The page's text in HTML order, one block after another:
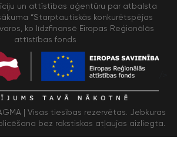
un attīstības aģentūru par atbalsta
“Starptautiskās konkurētspējas
ko līdzfinansē Eiropas Reģionālās
attīstības fonds
| Visas tiesības rezervētas. Jebkuras
bez rakstiskas atļaujas aizliegta.